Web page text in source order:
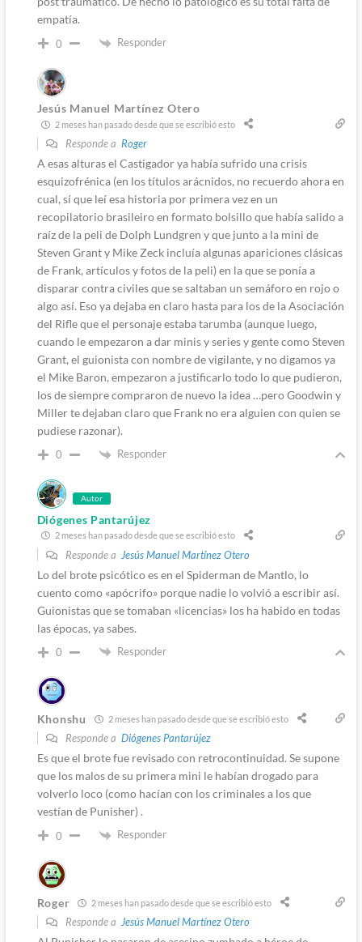
empatía.
0 Responder
Jesús Manuel Martínez Otero
2 meses han pasado desde que se escribió esto
Responde a Roger
A esas alturas el Castigador ya había sufrido una crisis
esquizofrénica (en los títulos arácnidos, no recuerdo ahora en
cual, sí que leí esa historia por primera vez en un
recopilatorio brasileiro en formato bolsillo que había salido a
raíz de la peli de Dolph Lundgren y que junto a la mini de
Steven Grant y Mike Zeck incluía algunas apariciones clásicas
de Frank, artículos y fotos de la peli) en la que se ponía a
disparar contra civiles que se saltaban un semáforo en rojo o
algo así. Eso ya dejaba en claro hasta para los de la Asociación
del Rifle que el personaje estaba tarumba (aunque luego,
cuando le empezaron a dar minis y series y gente como Steven
Grant, el guionista con nombre de vigilante, y no digamos ya
el Mike Baron, empezaron a justificarlo todo lo que pudieron,
los de siempre compraron de nuevo la idea …pero Goodwin y
Miller te dejaban claro que Frank no era alguien con quien se
pudiese razonar).
0 Responder
Autor
Diógenes Pantarújez
2 meses han pasado desde que se escribió esto
Responde a Jesús Manuel Martínez Otero
Lo del brote psicótico es en el Spiderman de Mantlo, lo
cuento como «apócrifo» porque nadie lo volvió a escribir así.
Guionistas que se tomaban «licencias» los ha habido en todas
las épocas, ya sabes.
0 Responder
Khonshu 2 meses han pasado desde que se escribió esto
Responde a Diógenes Pantarújez
Es que el brote fue revisado con retrocontinuidad. Se supone
que los malos de su primera mini le habían drogado para
volverlo loco (como hacían con los criminales a los que
vestían de Punisher) .
0 Responder
Roger 2 meses han pasado desde que se escribió esto
Responde a Jesús Manuel Martínez Otero